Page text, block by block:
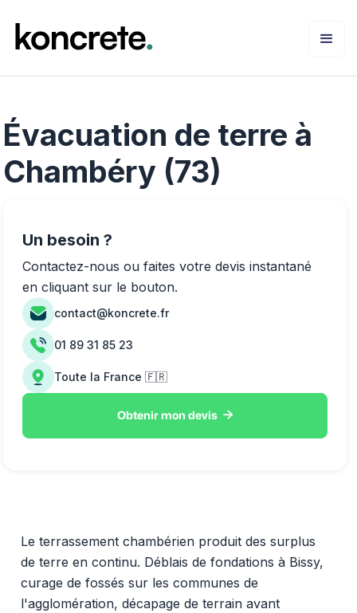
Évacuation de terre à
Chambéry (73)
Le terrassement chambérien produit des surplus
de terre en continu. Déblais de fondations à Bissy,
curage de fossés sur les communes de
l'agglomération, décapage de terrain avant
Un besoin ?
Contactez-nous ou faites votre devis instantané
en cliquant sur le bouton.
contact@koncrete.fr
01 89 31 85 23
Toute la France 🇫🇷
Obtenir mon devis 